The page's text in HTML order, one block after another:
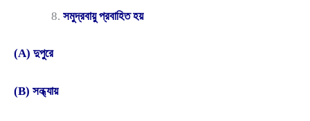
সমুদ্রবায়ু প্রবাহিত হয়
(A) দুপুরে
(B) সন্ধ্যায়